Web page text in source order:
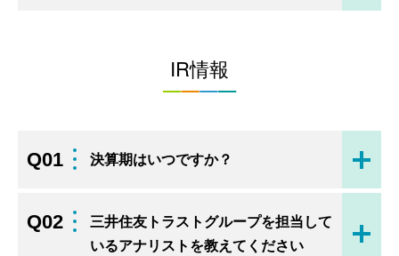
IR情報
Q01 決算期はいつですか？ 開く
Q02
三井住友トラストグループを担当して
いるアナリストを教えてください
開く